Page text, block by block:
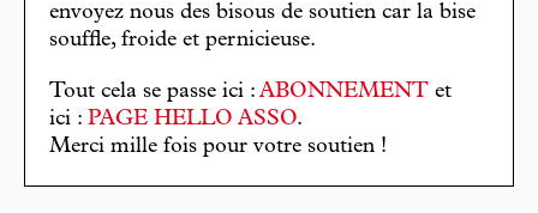
envoyez nous des bisous de soutien car la bise
souffle, froide et pernicieuse.
Tout cela se passe ici : ABONNEMENT et
ici : PAGE HELLO ASSO.
Merci mille fois pour votre soutien !